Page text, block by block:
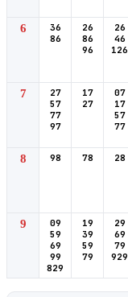
6
36
86
26
86
96
26
46
126
7
27
57
77
97
17
27
07
17
57
77
8 98 78 28
9
09
59
69
99
829
19
39
59
79
29
69
79
929